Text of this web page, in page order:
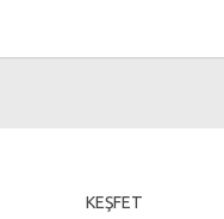
KEŞFET